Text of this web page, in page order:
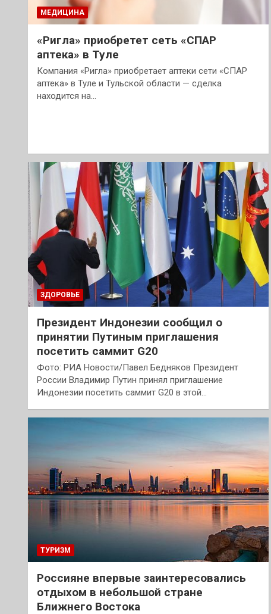
МЕДИЦИНА
«Ригла» приобретет сеть «СПАР
аптека» в Туле
Компания «Ригла» приобретает аптеки сети «СПАР
аптека» в Туле и Тульской области — сделка
находится на…
ЗДОРОВЬЕ
Президент Индонезии сообщил о
принятии Путиным приглашения
посетить саммит G20
Фото: РИА Новости/Павел Бедняков Президент
России Владимир Путин принял приглашение
Индонезии посетить саммит G20 в этой…
ТУРИЗМ
Россияне впервые заинтересовались
отдыхом в небольшой стране
Ближнего Востока